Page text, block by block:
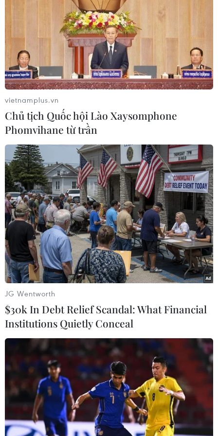
Đan Mạch hối thúc EU chú ý chủ nghĩa
hoài nghi sau Brexit
25/06/2016 14:11
Ngày 25/6, Thủ tướng Đan Mạch Rasmussen cho rằng
việc Anh rời Liên minh châu Âu (EU) "sẽ còn tạo ra dư
âm trong nhiều năm tới và làm thay đổi châu Âu như
chúng ta từng biết."
vietnamplus.vn
Chủ tịch Quốc hội Lào Xaysomphone
Phomvihane từ trần
JG Wentworth
$30k In Debt Relief Scandal: What Financial
Institutions Quietly Conceal